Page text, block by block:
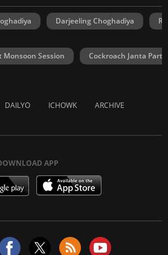
Darjeeling Choghadiya
Monsoon Session Cockroach Janta
DAILYO ICHOWK ARCHIVE
APP